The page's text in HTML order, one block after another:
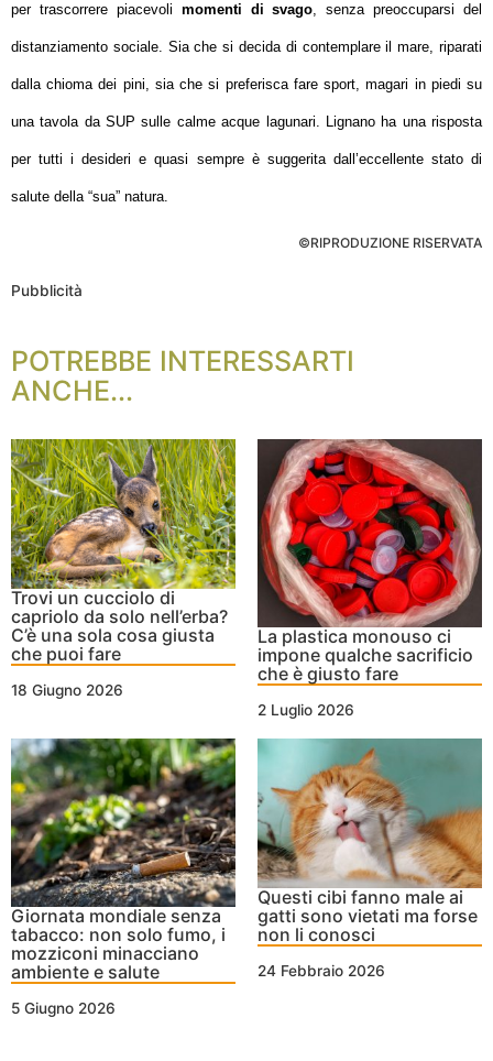
per trascorrere piacevoli momenti di svago, senza preoccuparsi del
distanziamento sociale. Sia che si decida di contemplare il mare, riparati
dalla chioma dei pini, sia che si preferisca fare sport, magari in piedi su
una tavola da SUP sulle calme acque lagunari. Lignano ha una risposta
per tutti i desideri e quasi sempre è suggerita dall’eccellente stato di
salute della “sua” natura.
©RIPRODUZIONE RISERVATA
Pubblicità
POTREBBE INTERESSARTI
ANCHE...
Trovi un cucciolo di
capriolo da solo nell’erba?
C’è una sola cosa giusta
che puoi fare
18 Giugno 2026
La plastica monouso ci
impone qualche sacrificio
che è giusto fare
2 Luglio 2026
Giornata mondiale senza
tabacco: non solo fumo, i
mozziconi minacciano
ambiente e salute
5 Giugno 2026
Questi cibi fanno male ai
gatti sono vietati ma forse
non li conosci
24 Febbraio 2026